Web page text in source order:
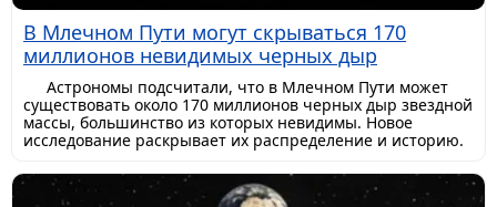
В Млечном Пути могут скрываться 170
миллионов невидимых черных дыр
Астрономы подсчитали, что в Млечном Пути может
существовать около 170 миллионов черных дыр звездной
массы, большинство из которых невидимы. Новое
исследование раскрывает их распределение и историю.